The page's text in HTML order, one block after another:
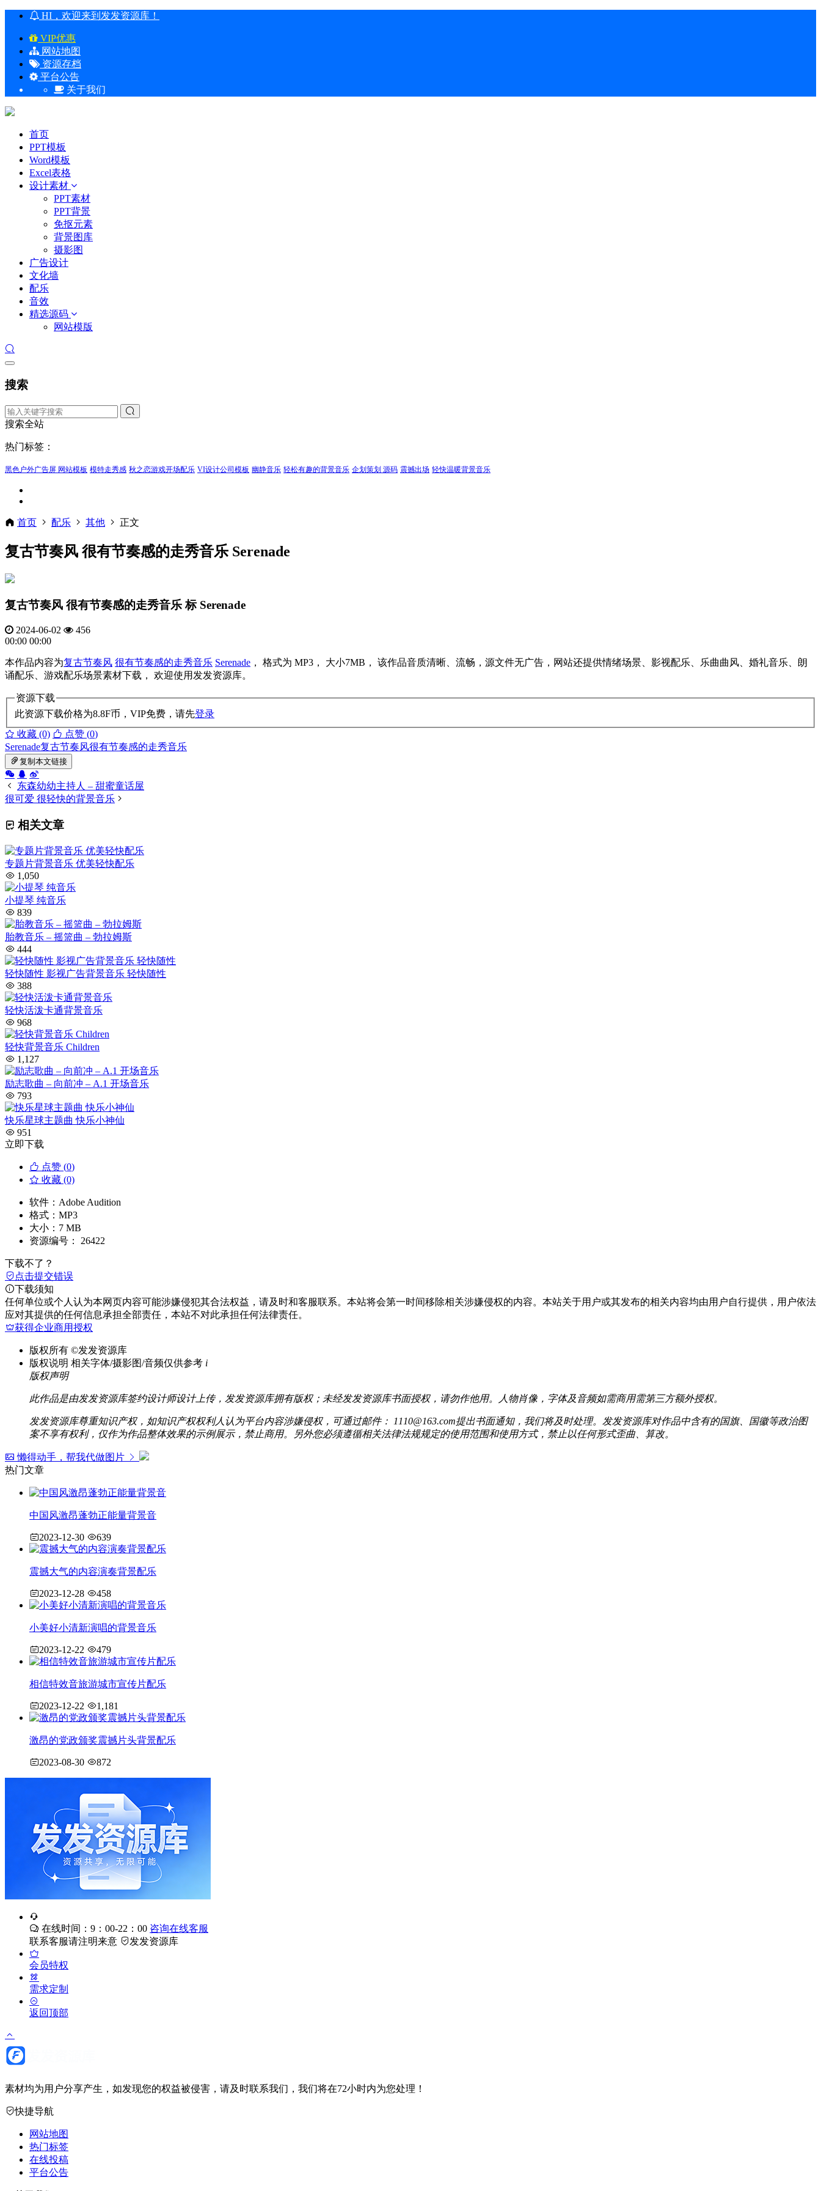
HI，欢迎来到发发资源库！
VIP优惠
网站地图
资源存档
平台公告
关于我们
首页
PPT模板
Word模板
Excel表格
设计素材
PPT素材
PPT背景
免抠元素
背景图库
摄影图
广告设计
文化墙
配乐
音效
精选源码
网站模版
搜索
搜索全站
热门标签：
黑色户外广告屏 网站模板 模特走秀感 秋之恋游戏开场配乐 VI设计公司模板 幽静音乐 轻松有趣的背景音乐 企划策划 源码 震撼出场 轻快温暖背景音乐
首页 配乐 其他 正文
复古节奏风 很有节奏感的走秀音乐 Serenade
复古节奏风 很有节奏感的走秀音乐 标 Serenade
2024-06-02
456
00:00 00:00
本作品内容为复古节奏风 很有节奏感的走秀音乐 Serenade ， 格式为 MP3， 大小7MB， 该作品音质清晰、流畅，源文件无广告，网站还提供情绪场景、影视配乐、乐曲曲风、婚礼音乐、朗
诵配乐、游戏配乐场景素材下载， 欢迎使用发发资源库。
资源下载
此资源下载价格为8.8F币，VIP免费，请先登录
收藏 (0)
点赞 (0)
Serenade复古节奏风很有节奏感的走秀音乐
复制本文链接
东森幼幼主持人 – 甜蜜童话屋
很可爱 很轻快的背景音乐
相关文章
专题片背景音乐 优美轻快配乐
1,050
小提琴 纯音乐
839
胎教音乐 – 摇篮曲 – 勃拉姆斯
444
轻快随性 影视广告背景音乐 轻快随性
388
轻快活泼卡通背景音乐
968
轻快背景音乐 Children
1,127
励志歌曲 – 向前冲 – A.1 开场音乐
793
快乐星球主题曲 快乐小神仙
951
立即下载
点赞 (0)
收藏 (0)
软件： Adobe Audition
格式： MP3
大小： 7 MB
资源编号： 26422
下载不了？
点击提交错误
下载须知
任何单位或个人认为本网页内容可能涉嫌侵犯其合法权益，请及时和客服联系。本站将会第一时间移除相关涉嫌侵权的内容。本站关于用户或其发布的相关内容均由用户自行提供，用户依法
应对其提供的任何信息承担全部责任，本站不对此承担任何法律责任。
获得企业商用授权
版权所有 ©发发资源库
版权说明 相关字体/摄影图/音频仅供参考 i
版权声明
此作品是由发发资源库签约设计师设计上传，发发资源库拥有版权；未经发发资源库书面授权，请勿作他用。人物肖像，字体及音频如需商用需第三方额外授权。
发发资源库尊重知识产权，如知识产权权利人认为平台内容涉嫌侵权，可通过邮件： 1110@163.com提出书面通知，我们将及时处理。发发资源库对作品中含有的国旗、国徽等政治图
案不享有权利，仅作为作品整体效果的示例展示，禁止商用。另外您必须遵循相关法律法规规定的使用范围和使用方式，禁止以任何形式歪曲、算改。
懒得动手，帮我代做图片
热门文章
中国风激昂蓬勃正能量背景音
2023-12-30 639
震撼大气的内容演奏背景配乐
2023-12-28 458
小美好小清新演唱的背景音乐
2023-12-22 479
相信特效音旅游城市宣传片配乐
2023-12-22 1,181
激昂的党政颁奖震撼片头背景配乐
2023-08-30 872
在线时间：9：00-22：00 咨询在线客服
联系客服请注明来意
发发资源库
会员特权
需求定制
返回顶部
素材均为用户分享产生，如发现您的权益被侵害，请及时联系我们，我们将在72小时内为您处理！
快捷导航
网站地图
热门标签
在线投稿
平台公告